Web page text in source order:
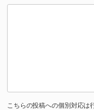
こちらの投稿への個別対応は